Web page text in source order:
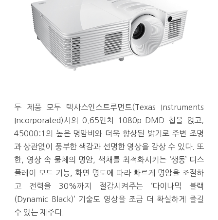
두 제품 모두 텍사스인스트루먼트(Texas Instruments
Incorporated)사의 0.65인치 1080p DMD 칩을 얹고,
45000:1의 높은 명암비와 더욱 향상된 밝기로 주변 조명
과 상관없이 풍부한 색감과 선명한 영상을 감상 수 있다. 또
한, 영상 속 물체의 명암, 색채를 최적화시키는 ‘생동’ 디스
플레이 모드 기능, 화면 명도에 따라 빠르게 명암을 조절하
고 전력을 30%까지 절감시켜주는 ‘다이나믹 블랙
(Dynamic Black)’ 기술도 영상을 조금 더 확실하게 즐길
수 있는 재주다.